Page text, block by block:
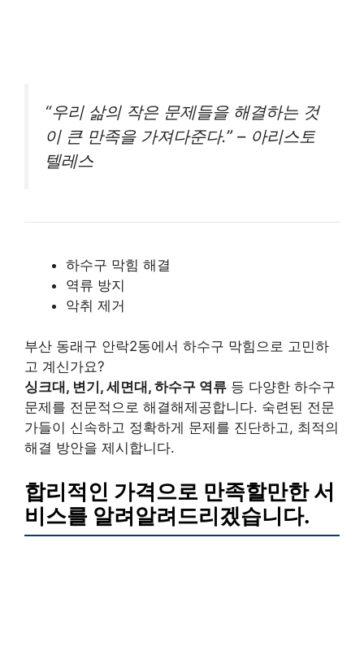
“우리 삶의 작은 문제들을 해결하는 것
이 큰 만족을 가져다준다.” – 아리스토
텔레스
하수구 막힘 해결
역류 방지
악취 제거
부산 동래구 안락2동에서 하수구 막힘으로 고민하
고 계신가요?
싱크대, 변기, 세면대, 하수구 역류 등 다양한 하수구
문제를 전문적으로 해결해제공합니다. 숙련된 전문
가들이 신속하고 정확하게 문제를 진단하고, 최적의
해결 방안을 제시합니다.
합리적인 가격으로 만족할만한 서
비스를 알려알려드리겠습니다.